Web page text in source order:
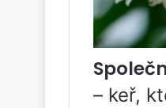
– keř,